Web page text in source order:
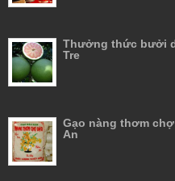
Thưởng thức bưởi
Tre
Gạo nàng thơm
An